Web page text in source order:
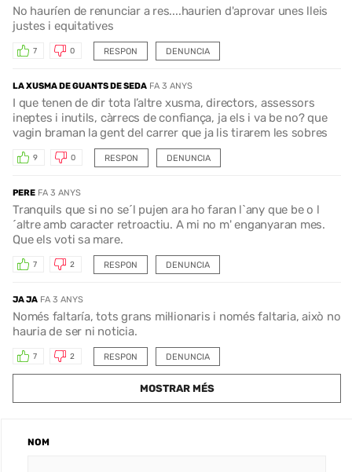
No hauríen de renunciar a res....haurien d'aprovar unes lleis
justes i equitatives
RESPON
7 0 DENUNCIA
LA XUSMA DE GUANTS DE SEDA FA 3 ANYS
I que tenen de dir tota l’altre xusma, directors, assessors
ineptes i inutils, càrrecs de confiança, ja els i va be no? que
vagin braman la gent del carrer que ja lis tirarem les sobres
RESPON
9 0 DENUNCIA
PERE FA 3 ANYS
Tranquils que si no se´l pujen ara ho faran l`any que be o l
´altre amb caracter retroactiu. A mi no m' enganyaran mes.
Que els voti sa mare.
RESPON
7 2 DENUNCIA
JA JA FA 3 ANYS
Només faltaría, tots grans mil·lionaris i només faltaria, això no
hauria de ser ni noticia.
RESPON
7 2 DENUNCIA
MOSTRAR MÉS
NOM